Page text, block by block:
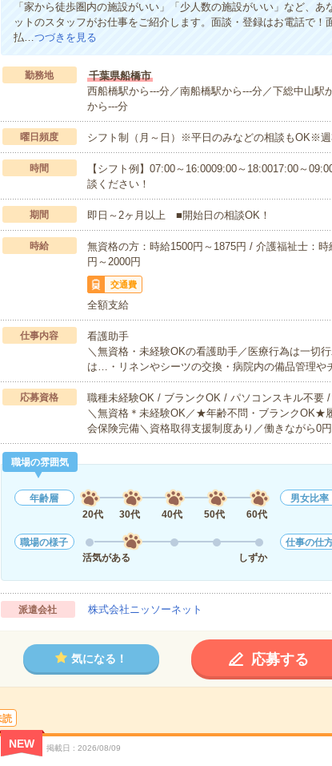
「家から徒歩圏内の施設がいい」「少人数の施設がいい」など、
ットのスタッフがお仕事をご紹介します。面談・登録はお電話で！
払…つづきを見る
勤務地
千葉県船橋市
西船橋駅から---分／南船橋駅から---分／下総中山駅
から---分
曜日頻度 シフト制（月～日）※平日のみなどの相談もOK※
時間
【シフト例】07:00～16:0009:00～18:0017:00～
談ください！
期間 即日～2ヶ月以上 ■開始日の相談OK！
時給
無資格の方：時給1500円～1875円 / 介護福祉士：
円～2000円
交通費
全額支給
仕事内容
看護助手
＼無資格・未経験OKの看護助手／医療行為は一切
は…・リネンやシーツの交換・病院内の備品管理や
応募資格
職種未経験OK / ブランクOK / パソコンスキル不要
＼無資格＊未経験OK／★年齢不問・ブランクOK★
会保険完備＼資格取得支援制度あり／働きながら0
職場の雰囲気
年齢層
20代
30代 40代 50代 60代
男女比率
職場の様子
活気がある
しずか
仕事の仕
派遣会社 株式会社ニッソーネット
気になる！ 応募する
読
NEW 掲載日 2026/08/09